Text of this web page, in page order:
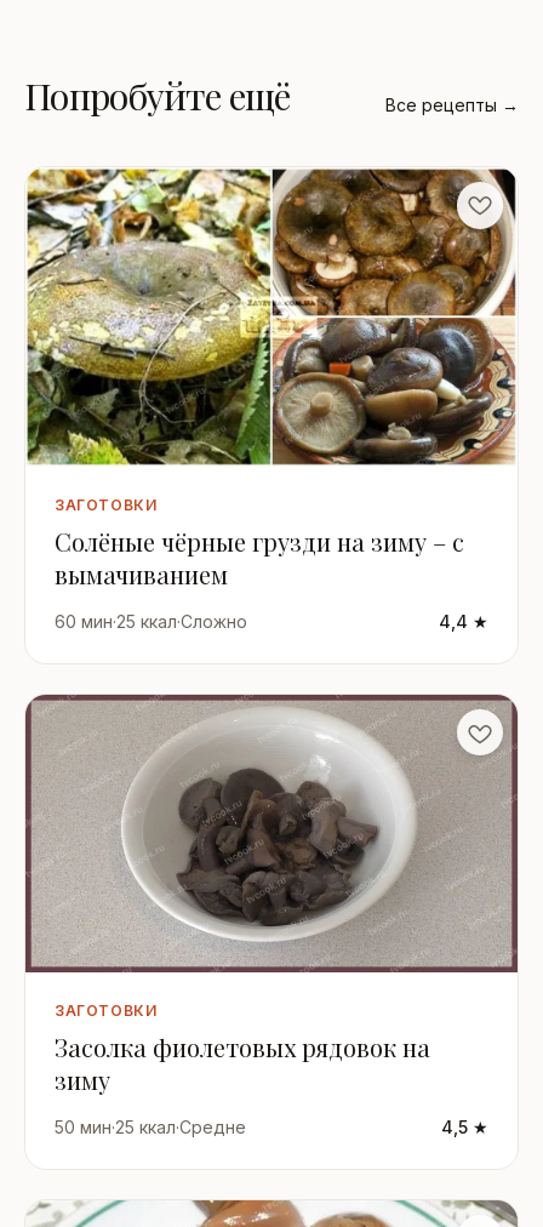
Попробуйте ещё Все рецепты →
ЗАГОТОВКИ
Солёные чёрные грузди на зиму – с
вымачиванием
60 мин·25 ккал·Сложно 4,4 ★
ЗАГОТОВКИ
Засолка фиолетовых рядовок на
зиму
50 мин·25 ккал·Средне 4,5 ★